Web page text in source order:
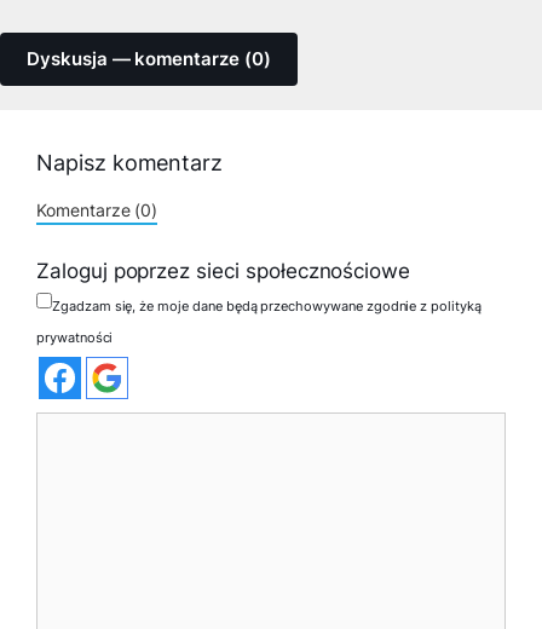
Dyskusja — komentarze (0)
Napisz komentarz
Komentarze (0)
Zaloguj poprzez sieci społecznościowe
Zgadzam się, że moje dane będą przechowywane zgodnie z polityką
prywatności